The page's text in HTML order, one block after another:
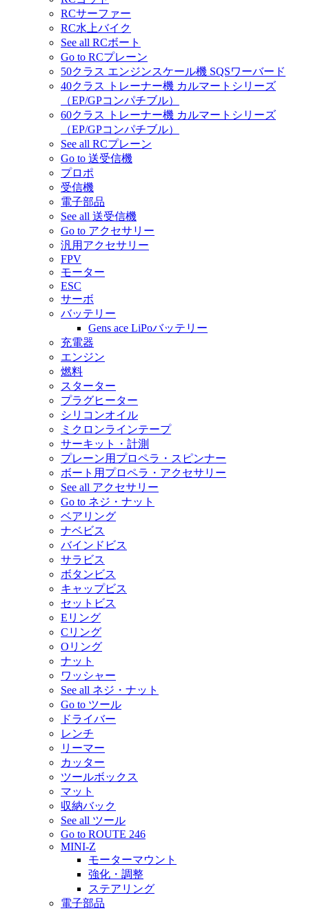
RCサーファー
RC水上バイク
See all RCボート
Go to RCプレーン
50クラス エンジンスケール機 SQSワーバード
40クラス トレーナー機 カルマートシリーズ
（EP/GPコンパチブル）
60クラス トレーナー機 カルマートシリーズ
（EP/GPコンパチブル）
See all RCプレーン
Go to 送受信機
プロポ
受信機
電子部品
See all 送受信機
Go to アクセサリー
汎用アクセサリー
FPV
モーター
ESC
サーボ
バッテリー
Gens ace LiPoバッテリー
充電器
エンジン
燃料
スターター
プラグヒーター
シリコンオイル
ミクロンラインテープ
サーキット・計測
プレーン用プロペラ・スピンナー
ボート用プロペラ・アクセサリー
See all アクセサリー
Go to ネジ・ナット
ベアリング
ナベビス
バインドビス
サラビス
ボタンビス
キャップビス
セットビス
Eリング
Cリング
Oリング
ナット
ワッシャー
See all ネジ・ナット
Go to ツール
ドライバー
レンチ
リーマー
カッター
ツールボックス
マット
収納バック
See all ツール
Go to ROUTE 246
MINI-Z
モーターマウント
強化・調整
ステアリング
電子部品